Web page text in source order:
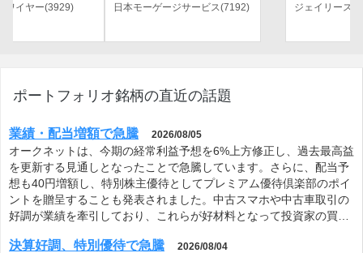
日本モーゲージサービス(7192) ジェイリース(7187)
ポートフォリオ銘柄の直近の話題
業績・配当増額で急騰 2026/08/05
オークネットは、今期の経常利益予想を6%上方修正し、過去最高益
を更新する見通しとなったことで急騰しています。さらに、配当予
想も40円増額し、特別株主優待としてプレミアム優待倶楽部のポイ
ントを贈呈することも発表されました。中古スマホや中古車取引の
好調が業績を牽引しており、これらが好材料となって投資家の買…
決算好調、特別優待で急騰 2026/08/04